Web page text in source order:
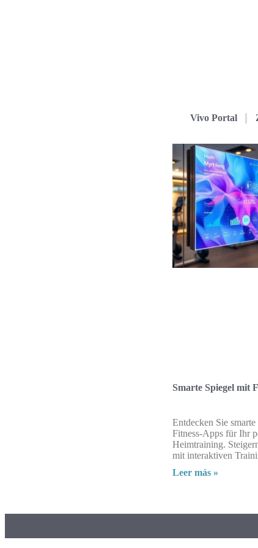
Vivo Portal
Smarte Spiegel mit
Entdecken Sie
Fitness-Apps für Ihr
Heimtraining.
mit interaktiven
Leer más »